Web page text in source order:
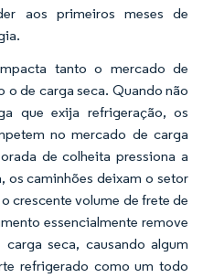
aos primeiros meses de
tanto o mercado de
de carga seca. Quando não
que exija refrigeração, os
no mercado de carga
de colheita pressiona a
os caminhões deixam o setor
crescente volume de frete de
essencialmente remove
seca, causando algum
refrigerado como um todo